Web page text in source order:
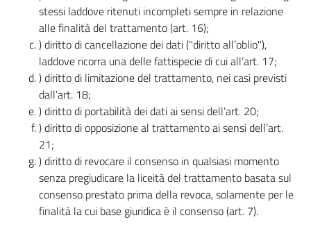
stessi laddove ritenuti incompleti sempre in relazione
alle finalità del trattamento (art. 16);
) diritto di cancellazione dei dati ("diritto all’oblio"),
laddove ricorra una delle fattispecie di cui all’art. 17;
) diritto di limitazione del trattamento, nei casi previsti
dall’art. 18;
) diritto di portabilità dei dati ai sensi dell’art. 20;
) diritto di opposizione al trattamento ai sensi dell’art.
21;
) diritto di revocare il consenso in qualsiasi momento
senza pregiudicare la liceità del trattamento basata sul
consenso prestato prima della revoca, solamente per le
finalità la cui base giuridica è il consenso (art. 7).